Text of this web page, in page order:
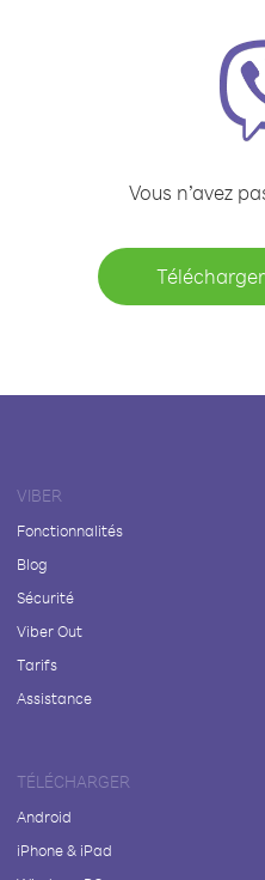
Vous n’avez
VIBER
Fonctionnalités
Blog
Sécurité
Viber Out
Tarifs
Assistance
TÉLÉCHARGER
Android
iPhone & iPad